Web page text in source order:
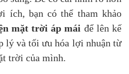
ích, bạn có thể tham khảo
mặt trời áp mái để lên kế
lý và tối ưu hóa lợi nhuận từ
trời của mình.